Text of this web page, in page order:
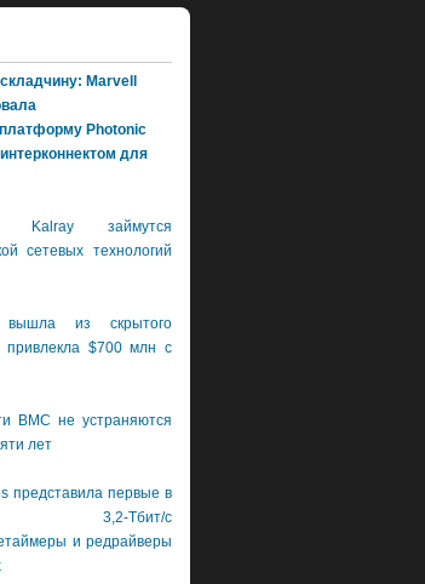
Marvell
Photonic
для
займутся
сетевых технологий
вышла из скрытого
$700 млн с
BMC не устраняются
лет
представила первые в
3,2-Тбит/с
и редрайверы